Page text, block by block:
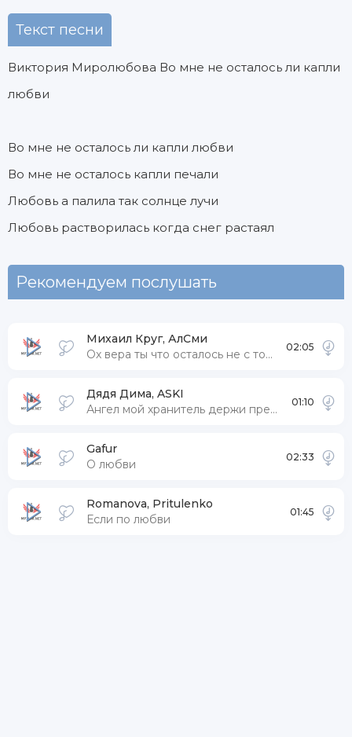
Текст песни
Виктория Миролюбова Во мне не осталось ли капли
любви
Во мне не осталось ли капли любви
Во мне не осталось капли печали
Любовь а палила так солнце лучи
Любовь растворилась когда снег растаял
Рекомендуем послушать
Михаил Круг, АлСми
Ох вера ты что осталось не с тобой
02:05
Дядя Дима, ASKI
Ангел мой хранитель держи предохранитель
01:10
Gafur
О любви
02:33
Romanova, Pritulenko
Если по любви
01:45